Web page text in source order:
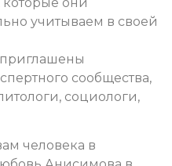
учитываем в своей
приглашены
сообщества,
социологи,
человека в